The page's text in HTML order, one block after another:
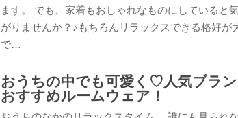
ます。 でも、家着もおしゃれなものにしていると
がりませんか？♪もちろんリラックスできる格好が
で…
おうちの中でも可愛く♡人気ブラ
おすすめルームウェア！